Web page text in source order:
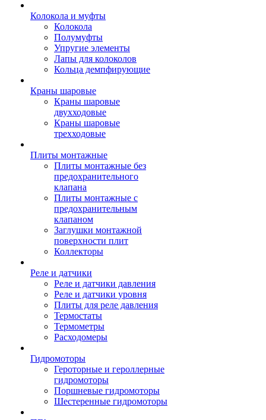
Колокола и муфты
Колокола
Полумуфты
Упругие элементы
Лапы для колоколов
Кольца демпфирующие
Краны шаровые
Краны шаровые
двухходовые
Краны шаровые
трехходовые
Плиты монтажные
Плиты монтажные без
предохранительного
клапана
Плиты монтажные с
предохранительным
клапаном
Заглушки монтажной
поверхности плит
Коллекторы
Реле и датчики
Реле и датчики давления
Реле и датчики уровня
Плиты для реле давления
Термостаты
Термометры
Расходомеры
Гидромоторы
Героторные и героллерные
гидромоторы
Поршневые гидромоторы
Шестеренные гидромоторы